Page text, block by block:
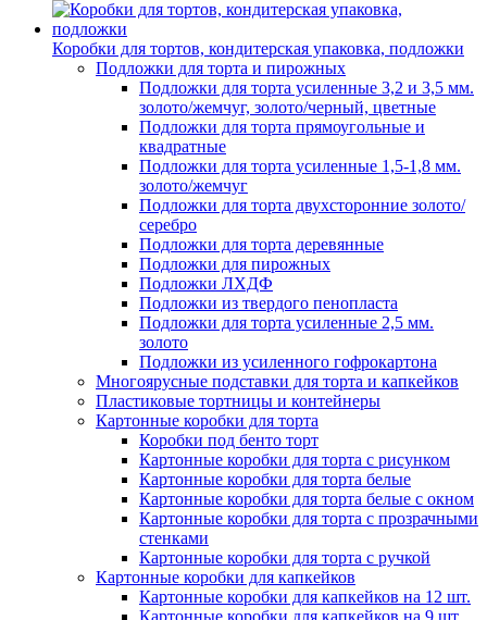
Коробки для тортов, кондитерская упаковка, подложки
Подложки для торта и пирожных
Подложки для торта усиленные 3,2 и 3,5 мм.
золото/жемчуг, золото/черный, цветные
Подложки для торта прямоугольные и
квадратные
Подложки для торта усиленные 1,5-1,8 мм.
золото/жемчуг
Подложки для торта двухсторонние золото/
серебро
Подложки для торта деревянные
Подложки для пирожных
Подложки ЛХДФ
Подложки из твердого пенопласта
Подложки для торта усиленные 2,5 мм.
золото
Подложки из усиленного гофрокартона
Многоярусные подставки для торта и капкейков
Пластиковые тортницы и контейнеры
Картонные коробки для торта
Коробки под бенто торт
Картонные коробки для торта с рисунком
Картонные коробки для торта белые
Картонные коробки для торта белые с окном
Картонные коробки для торта с прозрачными
стенками
Картонные коробки для торта с ручкой
Картонные коробки для капкейков
Картонные коробки для капкейков на 12 шт.
Картонные коробки для капкейков на 9 шт.